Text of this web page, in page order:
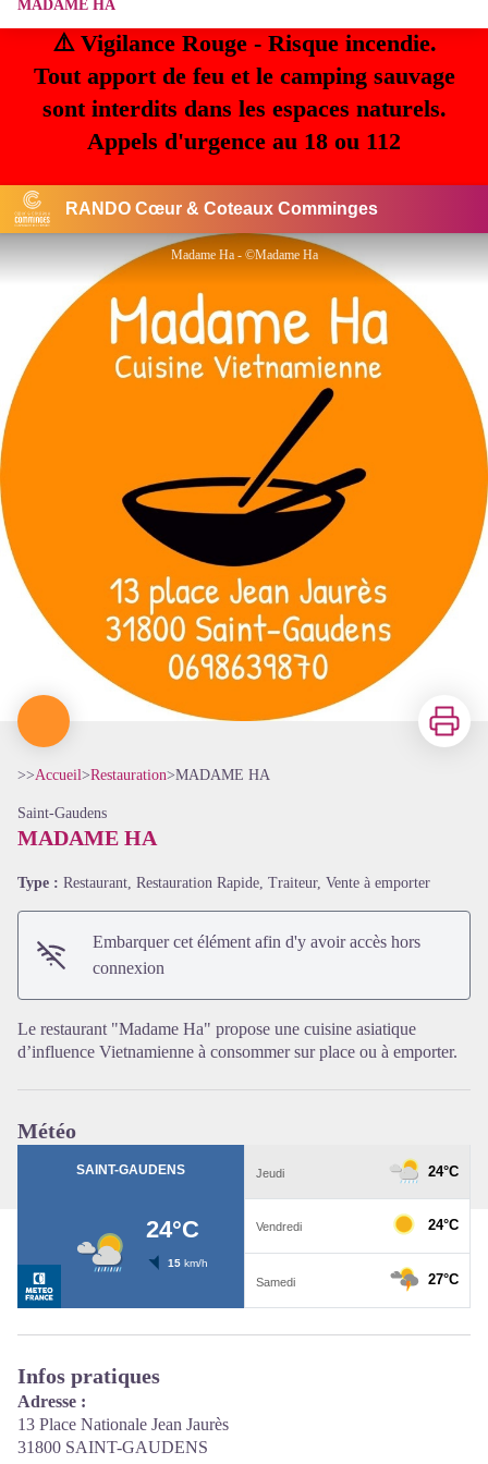
⚠️ Vigilance Rouge - Risque incendie.
Tout apport de feu et le camping sauvage
sont interdits dans les espaces naturels.
Appels d'urgence au 18 ou 112
RANDO Cœur & Coteaux Comminges
MADAME HA
Madame Ha - ©Madame Ha
Imprimer
>>Accueil>Restauration>MADAME HA
Saint-Gaudens
MADAME HA
Type : Restaurant, Restauration Rapide, Traiteur, Vente à emporter
Embarquer cet élément afin d'y avoir accès hors
connexion
Le restaurant "Madame Ha" propose une cuisine asiatique
d’influence Vietnamienne à consommer sur place ou à emporter.
Météo
Infos pratiques
Adresse :
13 Place Nationale Jean Jaurès
31800 SAINT-GAUDENS